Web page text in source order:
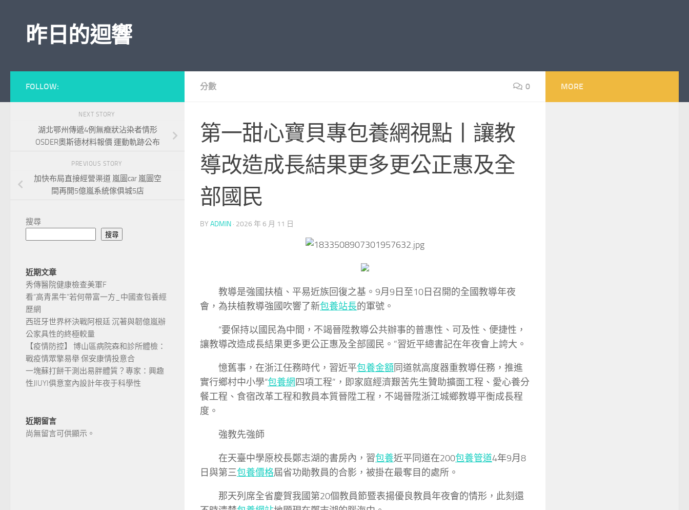
昨日的迴響
分數 0
​第一甜心寶貝專包養網視點丨讓教
導改造成長結果更多更公正惠及全
部國民
BY ADMIN · 2026 年 6 月 11 日
教導是強國扶植、平易近族回復之基。9月9日至10日召開的全國教導年夜
會，為扶植教導強國吹響了新包養站長的軍號。
“要保持以國民為中間，不竭晉陞教導公共辦事的普惠性、可及性、便捷性，
讓教導改造成長結果更多更公正惠及全部國民。”習近平總書記在年夜會上誇大。
憶舊事，在浙江任務時代，習近平包養金額同道就高度器重教導任務，推進
實行鄉村中小學“包養網 四項工程”，即家庭經濟艱苦先生贊助擴面工程、愛心養分
餐工程、食宿改革工程和教員本質晉陞工程，不竭晉陞浙江城鄉教導平衡成長程
度。
強教先強師
在天臺中學原校長鄭志湖的書房內，習包養近平同道在200包養管道4年9月8
日與第三包養價格屆省功勛教員的合影，被掛在最奪目的處所。
那天列席全省慶賀我國第20個教員節暨表揚優良教員年夜會的情形，此刻還
FOLLOW:
NEXT STORY
湖北鄂州傳遞4例無癥狀沾染者情形
OSDER奧斯德材料報價 運動軌跡公布
PREVIOUS STORY
加快布局直接經營渠道 嵐圖car 嵐圖空
間再開5億嵐系統傢俱城5店
搜尋
搜尋
近期文章
秀傳醫院健康檢查美軍F
看“高青黑牛”若何帶富一方_中國查包養經
歷網
西班牙世界杯決戰阿根廷 沉著與韌億嵐辦
公家具性的終極較量
【疫情防控】 博山區病院森和診所體檢：
戰疫情眾擎易舉 保安康情投意合
一塊蘇打餅干測出易胖體質？專家：興趣
性JIUYI俱意室內設計年夜于科學性
近期留言
尚無留言可供顯示。
MORE